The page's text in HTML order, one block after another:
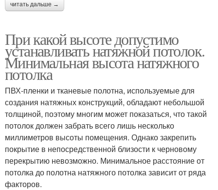
читать дальше →
При какой высоте допустимо
устанавливать натяжной потолок.
Минимальная высота натяжного
потолка
ПВХ-пленки и тканевые полотна, используемые для
создания натяжных конструкций, обладают небольшой
толщиной, поэтому многим может показаться, что такой
потолок должен забрать всего лишь несколько
миллиметров высоты помещения. Однако закрепить
покрытие в непосредственной близости к черновому
перекрытию невозможно. Минимальное расстояние от
потолка до полотна натяжного потолка зависит от ряда
факторов.